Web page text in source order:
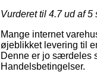
Vurderet til 4.7ud af 5
Mange internet
øjeblikket levering til
Denne er jo særdeles
Handelsbetingelser.